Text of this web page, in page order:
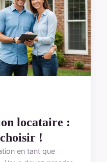
locataire :
!
en tant que